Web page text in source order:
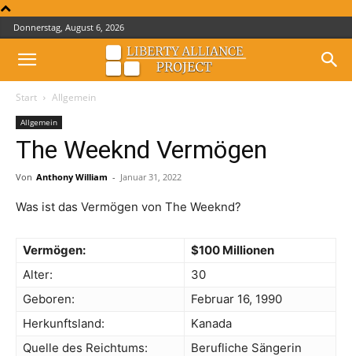
Donnerstag, August 6, 2026
Start Allgemein
Allgemein
The Weeknd Vermögen
Von Anthony William - Januar 31, 2022
Was ist das Vermögen von The Weeknd?
Vermögen:
$100 Millionen
Alter:
30
Geboren:
Februar 16, 1990
Herkunftsland:
Kanada
Quelle des Reichtums:
Berufliche Sängerin